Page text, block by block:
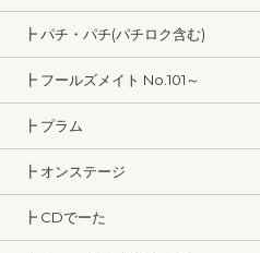
┣ パチ・パチ(パチロク含む)
┣ フールズメイト No.101～
┣ プラム
┣ オンステージ
┣ CDでーた